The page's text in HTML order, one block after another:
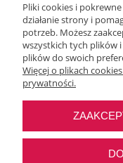
Pliki cookies i
działanie strony i
potrzeb. Możesz
wszystkich tych plików
plików do swoich
Więcej o plikach
prywatności.